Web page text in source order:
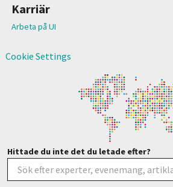
Karriär
Arbeta på UI
Cookie Settings
Hittade du inte det du letade efter?